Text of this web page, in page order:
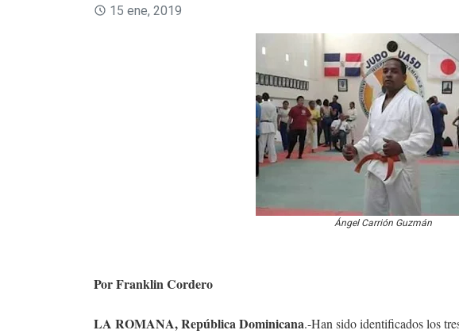
15 ene, 2019
Ángel Carrión Guzmán
Por Franklin Cordero
LA ROMANA, República Dominicana.-Han sido identificados los